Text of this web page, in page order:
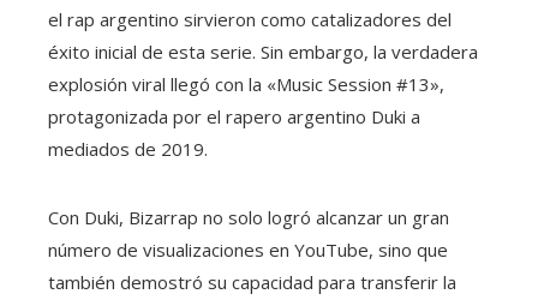
el rap argentino sirvieron como catalizadores del
éxito inicial de esta serie. Sin embargo, la verdadera
explosión viral llegó con la «Music Session #13»,
protagonizada por el rapero argentino Duki a
mediados de 2019.
Con Duki, Bizarrap no solo logró alcanzar un gran
número de visualizaciones en YouTube, sino que
también demostró su capacidad para transferir la